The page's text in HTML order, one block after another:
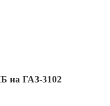
на ГАЗ-3102